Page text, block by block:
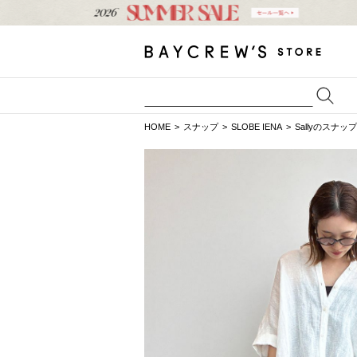
HOME スナップ SLOBE IENA Sallyのスナップ